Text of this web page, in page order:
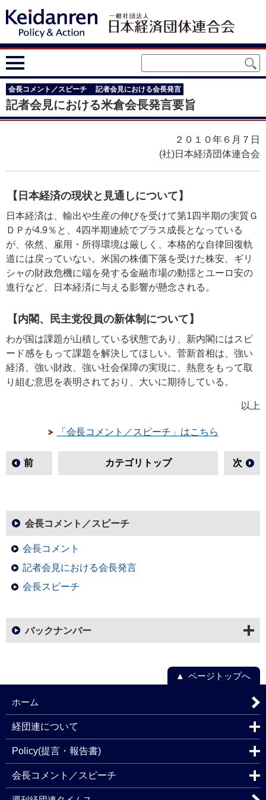
会長コメント／スピーチ 記者会見における会長発言
記者会見における米倉会長発言要旨
２０１０年６月７日
(社)日本経済団体連合会
【日本経済の現状と見通しについて】
日本経済は、輸出や生産の伸びを受けて第1四半期の実質Ｇ
ＤＰが4.9％と、4四半期連続でプラス成長となっている
が、依然、雇用・所得環境は厳しく、本格的な自律回復軌
道には戻っていない。米国の株価下落を受けた株安、ギリ
シャの財政危機に端を発する金融市場の動揺とユーロ安の
進行など、日本経済に与える影響が懸念される。
【内閣、民主党役員の新体制について】
わが国は課題が山積している状態であり、新内閣にはスピ
ード感をもって課題を解決してほしい。菅新首相は、強い
経済、強い財政、強い社会保障の実現に、熱意をもって取
り組む意思を表明されており、大いに期待している。
以上
「会長コメント／スピーチ」はこちら
前 カテゴリトップ 次
会長コメント／スピーチ
会長コメント
記者会見における会長発言
会長スピーチ
バックナンバー
ページトップへ
ホーム
経団連について
Policy(提言・報告書)
会長コメント／スピーチ